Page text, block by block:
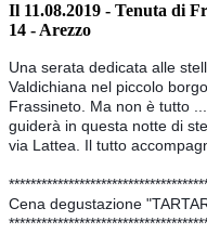
Il 11.08.2019 - Tenuta di
14 - Arezzo
Una serata dedicata alle
Valdichiana nel piccolo
Frassineto. Ma non è tutto
guiderà in questa notte di
via Lattea. Il tutto
Cena degustazione